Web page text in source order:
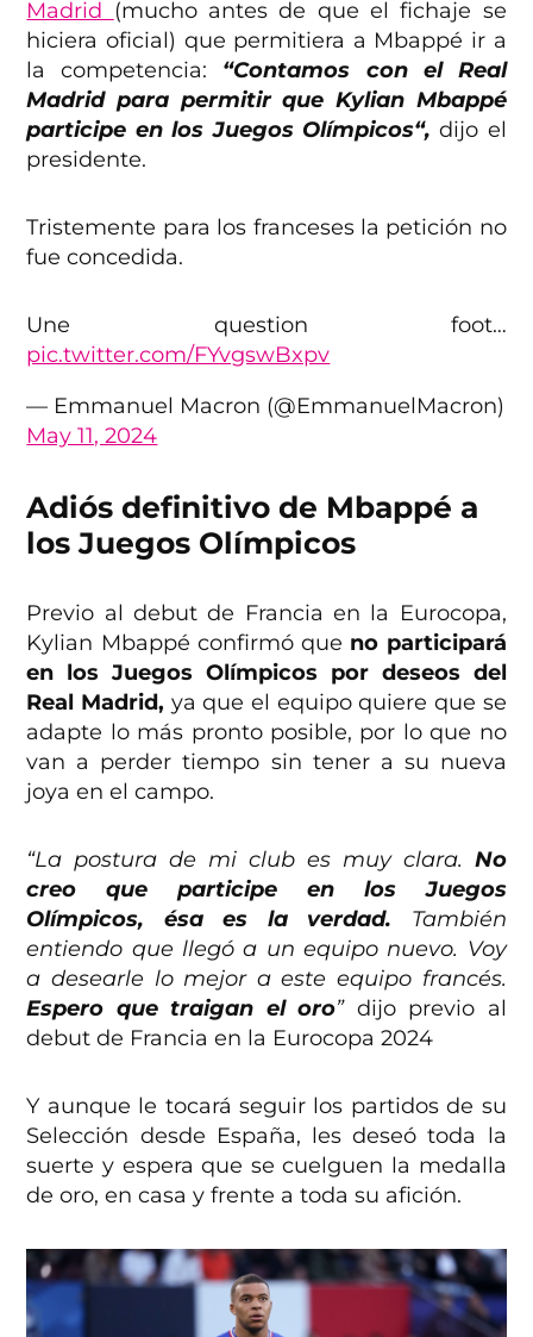
Madrid (mucho antes de que el fichaje se
hiciera oficial) que permitiera a Mbappé ir a
la competencia: “Contamos con el Real
Madrid para permitir que Kylian Mbappé
participe en los Juegos Olímpicos“, dijo el
presidente.
Tristemente para los franceses la petición no
fue concedida.
Une question foot…
pic.twitter.com/FYvgswBxpv
— Emmanuel Macron (@EmmanuelMacron)
May 11, 2024
Adiós definitivo de Mbappé a
los Juegos Olímpicos
Previo al debut de Francia en la Eurocopa,
Kylian Mbappé confirmó que no participará
en los Juegos Olímpicos por deseos del
Real Madrid, ya que el equipo quiere que se
adapte lo más pronto posible, por lo que no
van a perder tiempo sin tener a su nueva
joya en el campo.
“La postura de mi club es muy clara. No
creo que participe en los Juegos
Olímpicos, ésa es la verdad. También
entiendo que llegó a un equipo nuevo. Voy
a desearle lo mejor a este equipo francés.
Espero que traigan el oro”dijo previo al
debut de Francia en la Eurocopa 2024
Y aunque le tocará seguir los partidos de su
Selección desde España, les deseó toda la
suerte y espera que se cuelguen la medalla
de oro, en casa y frente a toda su afición.